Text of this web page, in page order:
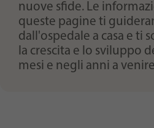
nuove sfide. Le
queste pagine ti
dall'ospedale a casa e ti
la crescita e lo sviluppo
mesi e negli anni a